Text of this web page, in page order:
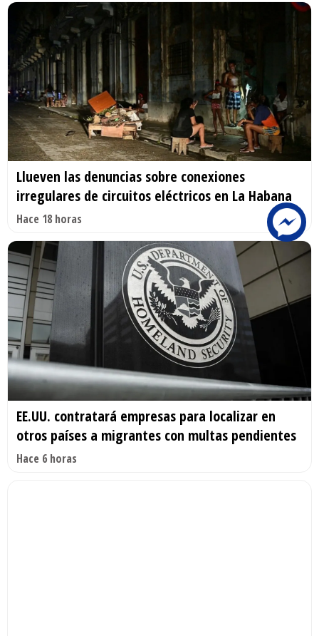
Llueven las denuncias sobre conexiones
irregulares de circuitos eléctricos en La Habana
Hace 18 horas
EE.UU. contratará empresas para localizar en
otros países a migrantes con multas pendientes
Hace 6 horas